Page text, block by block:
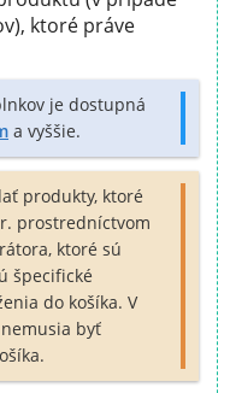
ktoré práve
je dostupná
a vyššie.
produkty, ktoré
prostredníctvom
ktoré sú
špecifické
do košíka. V
byť